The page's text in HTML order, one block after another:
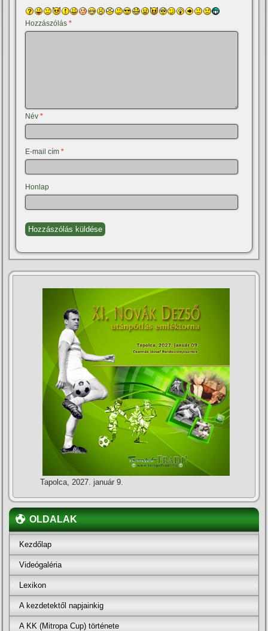
Hozzászólás*
Név*
E-mail cím*
Honlap
Tapolca, 2027. január 9.
OLDALAK
Kezdőlap
Videógaléria
Lexikon
A kezdetektől napjainkig
A KK (Mitropa Cup) története